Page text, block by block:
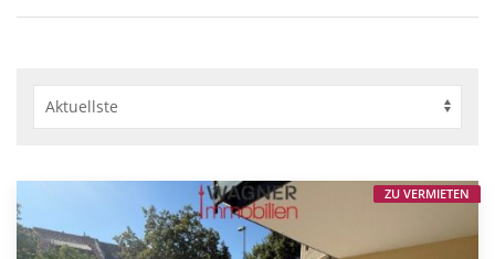
ZU VERMIETEN